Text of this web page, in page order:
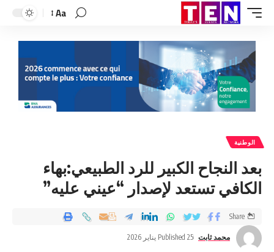
Aa
الوطنية
بعد النجاح الكبير للرد الطبيعي:بهاء
الكافي تستعد لإصدار “عيني عليه”
محمد ثابت Published 25 يناير 2026
Share